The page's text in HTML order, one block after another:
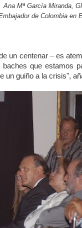
Ana Mª García Miranda,
de Colombia en
un centenar – es
que estamos
un guiño a la crisis",